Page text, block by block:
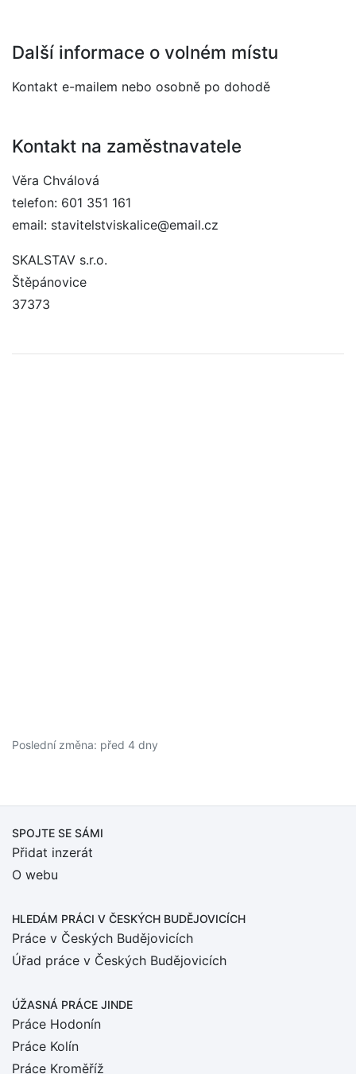
Další informace o volném místu
Kontakt e-mailem nebo osobně po dohodě
Kontakt na zaměstnavatele
Věra Chválová
telefon: 601 351 161
email: stavitelstviskalice@email.cz
SKALSTAV s.r.o.
Štěpánovice
37373
Poslední změna: před 4 dny
SPOJTE SE SÁMI
Přidat inzerát
O webu
HLEDÁM PRÁCI V ČESKÝCH BUDĚJOVICÍCH
Práce v Českých Budějovicích
Úřad práce v Českých Budějovicích
ÚŽASNÁ PRÁCE JINDE
Práce Hodonín
Práce Kolín
Práce Kroměříž